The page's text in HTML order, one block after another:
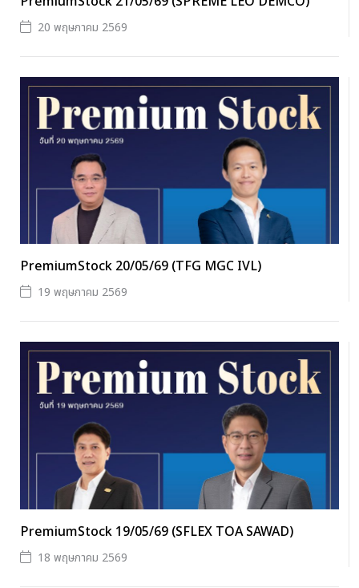
20 พฤษภาคม 2569
PremiumStock 20/05/69 (TFG MGC IVL)
19 พฤษภาคม 2569
PremiumStock 19/05/69 (SFLEX TOA SAWAD)
18 พฤษภาคม 2569